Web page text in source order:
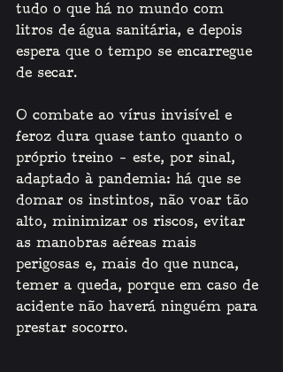
tudo o que há no mundo com
litros de água sanitária, e depois
espera que o tempo se encarregue
de secar.
O combate ao vírus invisível e
feroz dura quase tanto quanto o
próprio treino – este, por sinal,
adaptado à pandemia: há que se
domar os instintos, não voar tão
alto, minimizar os riscos, evitar
as manobras aéreas mais
perigosas e, mais do que nunca,
temer a queda, porque em caso de
acidente não haverá ninguém para
prestar socorro.